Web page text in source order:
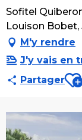
Sofitel
Louison Bobet,
M'y rendre
J'y vais en
Partager